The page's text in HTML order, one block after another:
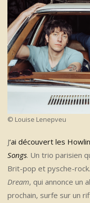
© Louise Lenepveu
J‘ai découvert les
Songs. Un trio parisien
Brit-pop et pysche-
Dream, qui annonce un
prochain, surfe sur un